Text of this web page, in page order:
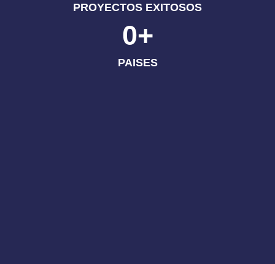
PROYECTOS EXITOSOS
PAISES
0+